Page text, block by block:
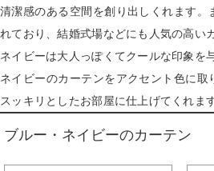
清潔感のある空間を創り出しくれます。
れており、結婚式場などにも人気の高い
ネイビーは大人っぽくてクールな印象を
ネイビーのカーテンをアクセント色に
スッキリとしたお部屋に仕上げてくれます
ブルー・ネイビーのカーテン